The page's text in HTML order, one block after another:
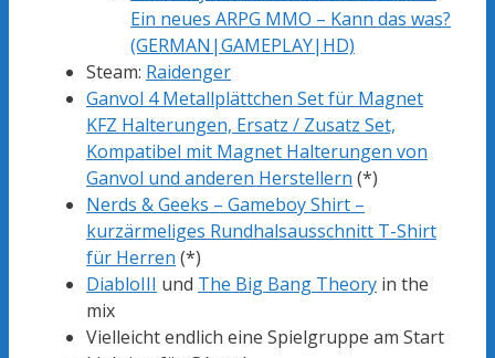
Ein neues ARPG MMO – Kann das was?
(GERMAN|GAMEPLAY|HD)
Steam: Raidenger
Ganvol 4 Metallplättchen Set für Magnet
KFZ Halterungen, Ersatz / Zusatz Set,
Kompatibel mit Magnet Halterungen von
Ganvol und anderen Herstellern (*)
Nerds & Geeks – Gameboy Shirt –
kurzärmeliges Rundhalsausschnitt T-Shirt
für Herren (*)
DiabloIII und The Big Bang Theory in the
mix
Vielleicht endlich eine Spielgruppe am Start